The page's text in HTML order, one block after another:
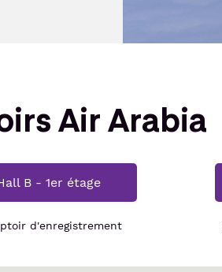
Air Arabia
B - 1er étage
d'enregistrement